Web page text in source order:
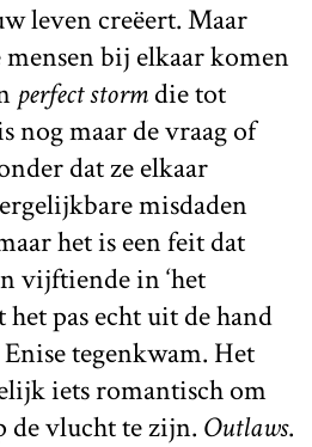
leven creëert. Maar
bij elkaar komen
perfect stormdie tot
nog maar de vraag of
dat ze elkaar
misdaden
het is een feit dat
vijftiende in ‘het
het pas echt uit de hand
tegenkwam. Het
iets romantisch om
de vlucht te zijn. Outlaws.